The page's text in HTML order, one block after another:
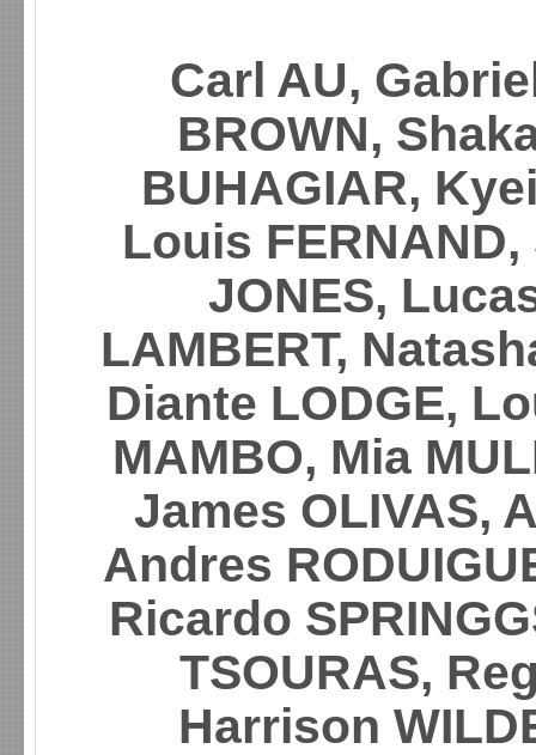
Carl AU,
BROWN,
BUHAGIAR,
Louis
JONES,
LAMBERT,
Diante LODGE,
MAMBO, Mia
James OLIVAS,
Andres
Ricardo
TSOURAS,
Harrison